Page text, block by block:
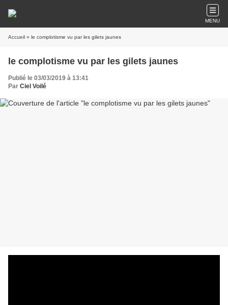
MENU
Accueil » le complotisme vu par les gilets jaunes
le complotisme vu par les gilets jaunes
Publié le 03/03/2019 à 13:41
Par Ciel Voilé